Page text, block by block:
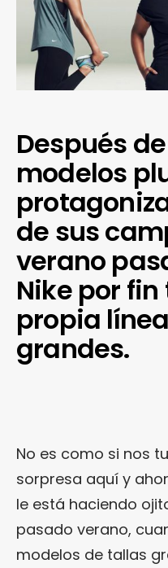
Después
modelos
de sus
verano
Nike por
propia
grandes.
No es como si nos
sorpresa aquí y
le está haciendo
pasado verano,
modelos de tallas